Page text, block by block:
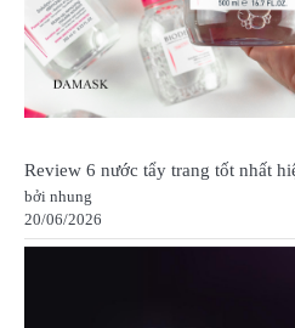
Review 6 nước tẩy trang tốt nhất
bởi nhung
20/06/2026